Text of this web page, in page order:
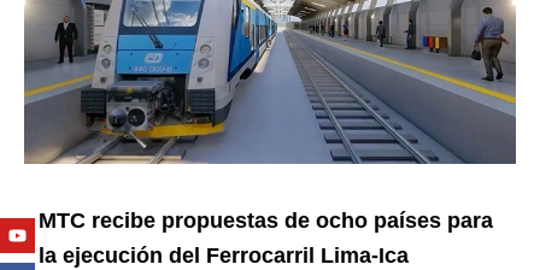
MTC recibe propuestas de ocho países para
la ejecución del Ferrocarril Lima-Ica
Youtube
Facebook
Twitter
Linkedin
Instagram